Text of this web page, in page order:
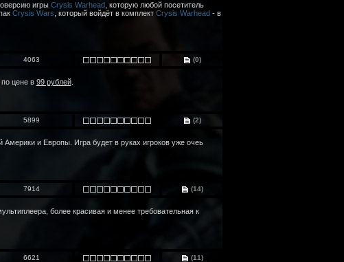
игры Crysis Warhead, которую любой посетитель
Crysis Wars , который войдёт в комплект Crysis Warhead- в
4063 (0)
цене в 99 рублей.
5899 (2)
и Европы. Игра будет в руках игроков уже очеь
7914 (14)
более красивая и менее требовательная к
6621 (11)